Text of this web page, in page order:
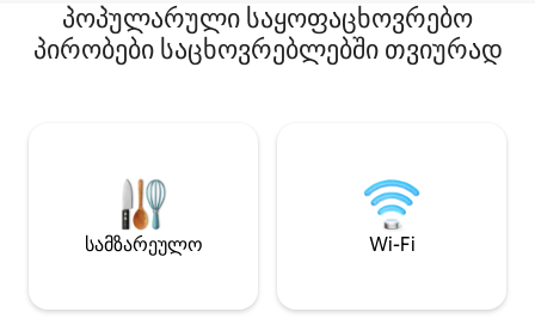
პოპულარული საყოფაცხოვრებო
პირობები საცხოვრებლებში თვიურად
სამზარეულო Wi-Fi